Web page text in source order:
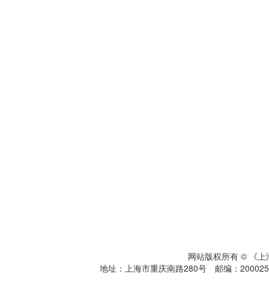
网站版权所有 © 《
地址：上海市重庆南路280号 邮编：